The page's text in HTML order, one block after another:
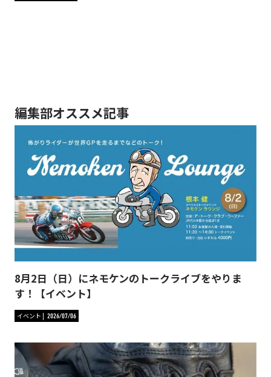
編集部オススメ記事
8月2日（日）にネモケンのトークライブをやりま
す！【イベント】
イベント 2026/07/06